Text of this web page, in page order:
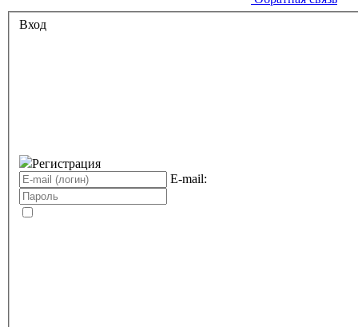
Вход
Регистрация
E-mail: